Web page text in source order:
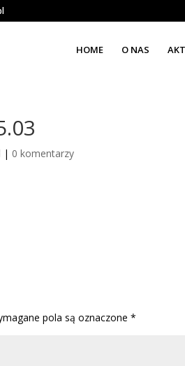
HOME O NAS
| 0 komentarzy
pola są oznaczone*